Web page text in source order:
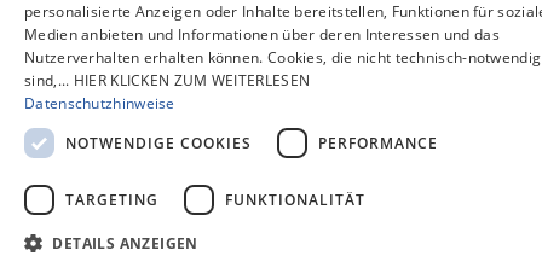
personalisierte Anzeigen oder Inhalte bereitstellen, Funktionen für
Medien anbieten und Informationen über deren Interessen und das
Nutzerverhalten erhalten können. Cookies, die nicht technisch-notwendig
sind,... HIER KLICKEN ZUM WEITERLESEN
Datenschutzhinweise
NOTWENDIGE COOKIES
PERFORMANCE
TARGETING FUNKTIONALITÄT
DETAILS ANZEIGEN